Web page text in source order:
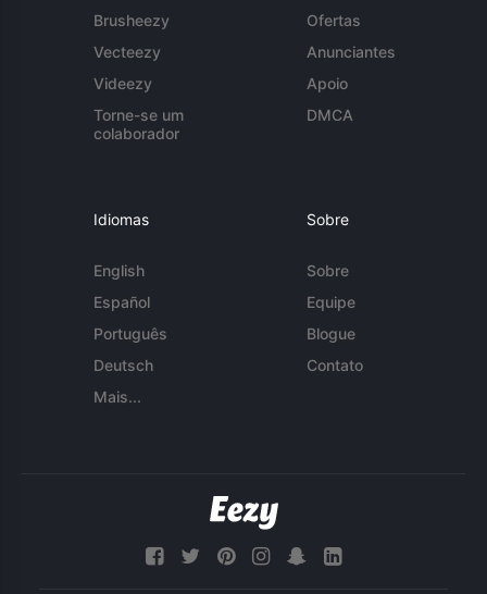
Brusheezy
Vecteezy
Videezy
Torne-se um
colaborador
Ofertas
Anunciantes
Apoio
DMCA
Idiomas
English
Español
Português
Deutsch
Mais...
Sobre
Sobre
Equipe
Blogue
Contato